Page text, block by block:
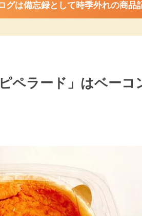
グは備忘録として時季外れの商品
ペラード」はベーコ